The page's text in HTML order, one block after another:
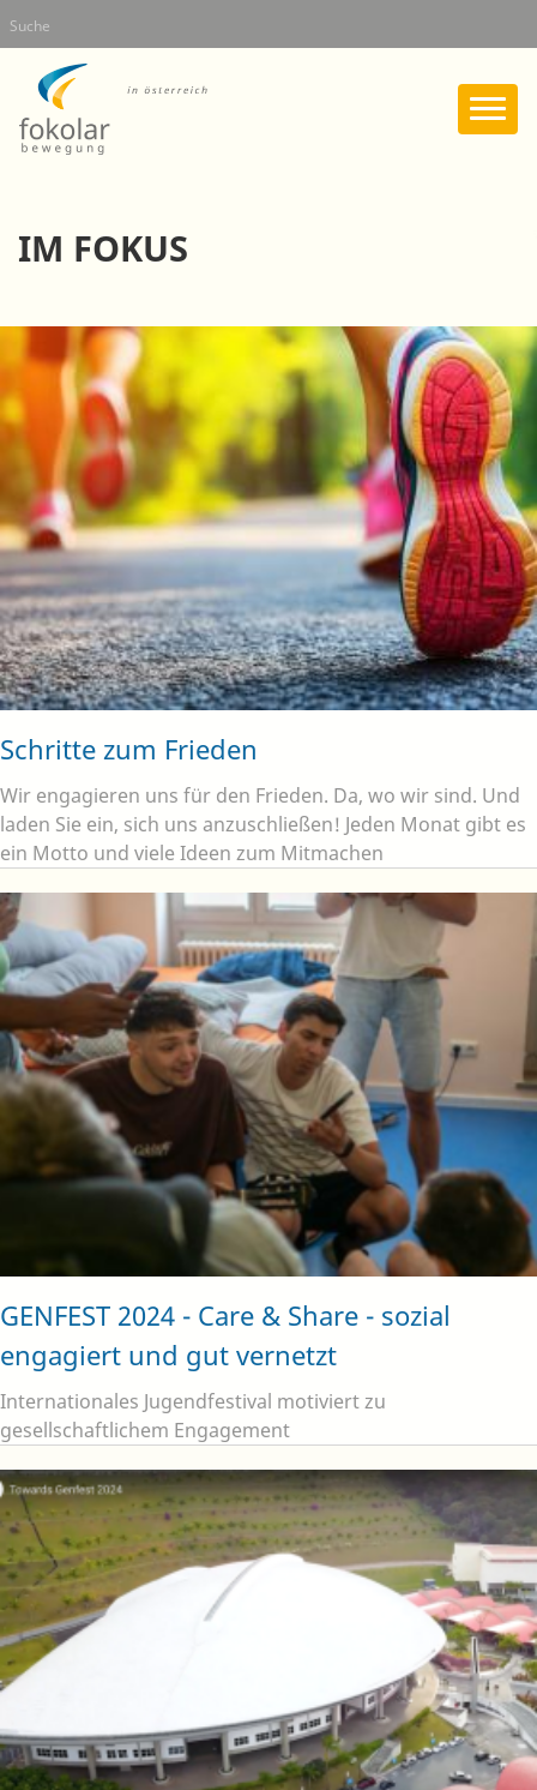
zum
Suche
IM FOKUS
Schritte zum Frieden
Wir engagieren uns für den Frieden. Da, wo wir sind. Und
laden Sie ein, sich uns anzuschließen! Jeden Monat gibt es
ein Motto und viele Ideen zum Mitmachen
GENFEST 2024 - Care & Share - sozial
engagiert und gut vernetzt
Internationales Jugendfestival motiviert zu
gesellschaftlichem Engagement